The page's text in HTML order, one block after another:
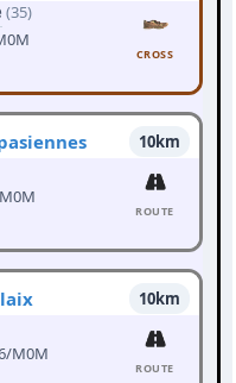
(35)
CROSS
10km
ROUTE
10km
M0M
ROUTE